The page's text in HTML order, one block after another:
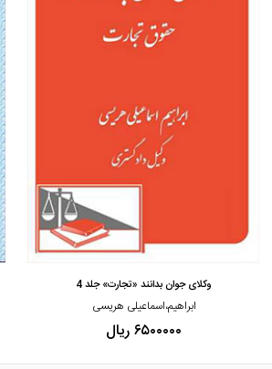
مشاهده و خرید
وکلای جوان بدانند «تجارت» جلد 4
ابراهیم،اسماعیلی هریسی
۶۵۰۰۰۰۰ ریال